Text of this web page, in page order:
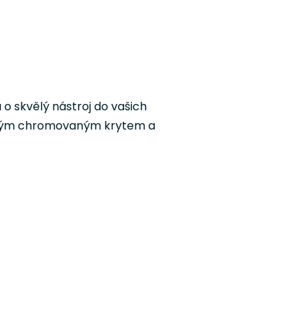
skvělý nástroj do vašich
chromovaným krytem a